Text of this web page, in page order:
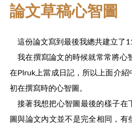
論文草稿心智圖
這份論文寫到最後我總共建立了
我在撰寫論文的時候就常常將心
在Plruk上當成日記，所以上面介紹
初在撰寫時的心智圖。
接著我想把心智圖最後的樣子在
圖與論文內文並不是完全相同，有